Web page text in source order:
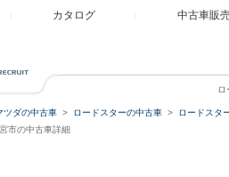
カタログ 中古車販
ツダの中古車 ロードスターの中古車 ロードスタ
市の中古車詳細